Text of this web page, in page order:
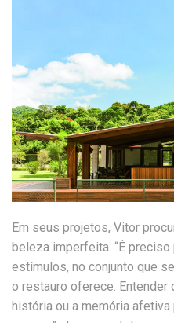
Em seus projetos, Vitor
beleza imperfeita. “É
estímulos, no conjunto que
o restauro oferece.
história ou a memória